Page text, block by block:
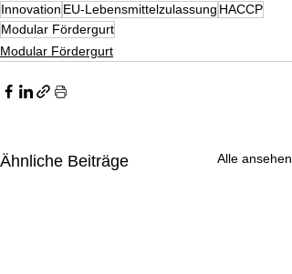
Innovation EU-Lebensmittelzulassung HACCP
Modular Fördergurt
Modular Fördergurt
Ähnliche Beiträge Alle ansehen